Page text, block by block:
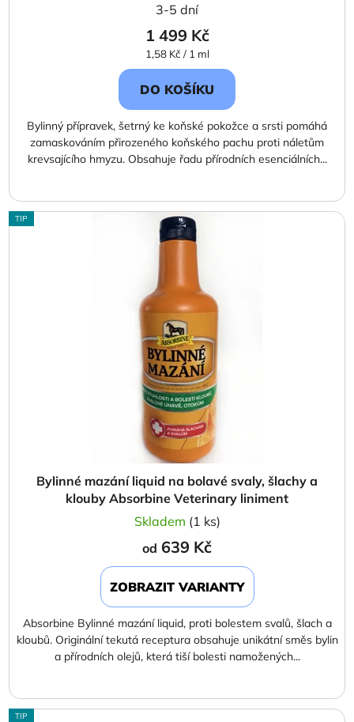
3-5 dní
1 499 Kč
Měrná
cena:
1,58 Kč / 1 ml
DO KOŠÍKU
Bylinný přípravek, šetrný ke koňské pokožce a srsti pomáhá
zamaskováním přirozeného koňského pachu proti náletům
krevsajícího hmyzu. Obsahuje řadu přírodních esenciálních...
TIP
Bylinné mazání liquid na bolavé svaly, šlachy a
klouby Absorbine Veterinary liniment
Skladem (1 ks)
od 639 Kč
ZOBRAZIT VARIANTY
Absorbine Bylinné mazání liquid, proti bolestem svalů, šlach a
kloubů. Originální tekutá receptura obsahuje unikátní směs bylin
a přírodních olejů, která tiší bolesti namožených...
TIP